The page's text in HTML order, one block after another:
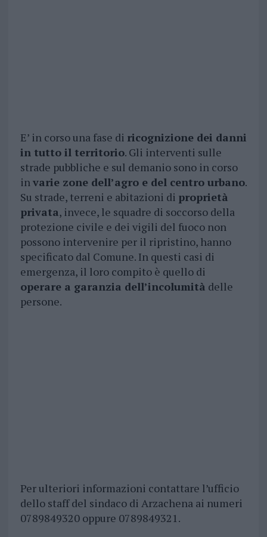
E’ in corso una fase di ricognizione dei danni
in tutto il territorio. Gli interventi sulle
strade pubbliche e sul demanio sono in corso
invarie zone dell’agro e del centro urbano.
Su strade, terreni e abitazioni di proprietà
privata, invece, le squadre di soccorso della
protezione civile e dei vigili del fuoco non
possono intervenire per il ripristino, hanno
specificato dal Comune. In questi casi di
emergenza, il loro compito è quello di
operare a garanzia dell’incolumità delle
persone.
Per ulteriori informazioni contattare l’ufficio
dello staff del sindaco di Arzachena ai numeri
0789849320 oppure 0789849321.